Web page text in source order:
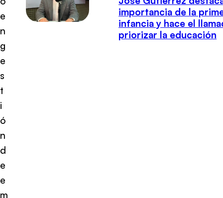
e
n
g
e
s
t
i
ó
n
d
e
e
m
importancia de la
infancia y hace el
priorizar la educación